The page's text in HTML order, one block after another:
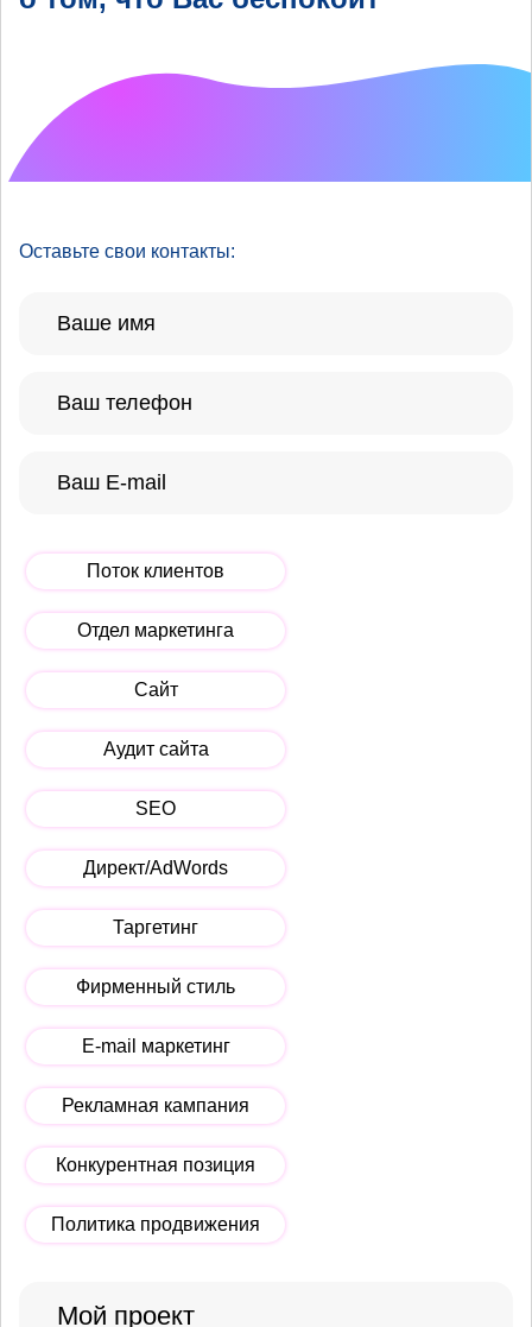
Оставьте свои контакты:
Поток клиентов
Отдел маркетинга
Сайт
Аудит сайта
SEO
Директ/AdWords
Таргетинг
Фирменный стиль
E-mail маркетинг
Рекламная кампания
Конкурентная позиция
Политика продвижения